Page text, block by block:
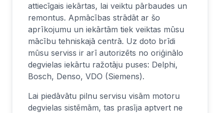
attiecīgais iekārtas, lai veiktu pārbaudes un
remontus. Apmācības strādāt ar šo
aprīkojumu un iekārtām tiek veiktas mūsu
mācību tehniskajā centrā. Uz doto brīdi
mūsu serviss ir arī autorizēts no oriģinālo
degvielas iekārtu ražotāju puses: Delphi,
Bosch, Denso, VDO (Siemens).
Lai piedāvātu pilnu servisu visām motoru
degvielas sistēmām, tas prasīja aptvert ne